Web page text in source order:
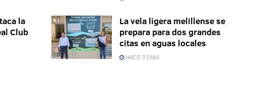
la
Club
La vela ligera melillense se
prepara para dos grandes
citas en aguas locales
HACE 3 DÍAS